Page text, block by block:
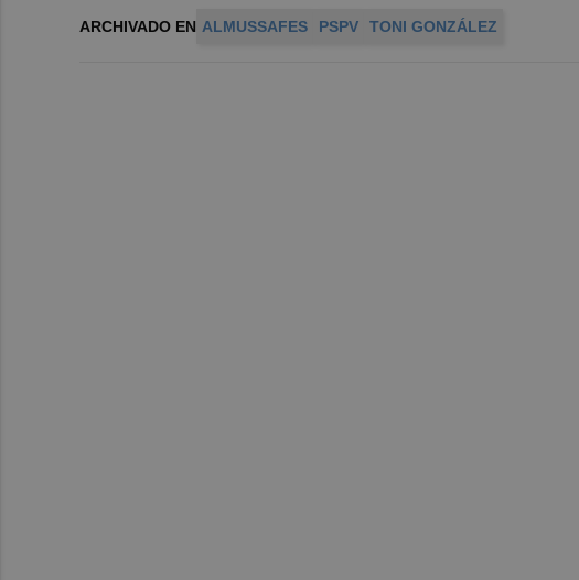
ARCHIVADO EN ALMUSSAFES PSPV TONI GONZÁLEZ